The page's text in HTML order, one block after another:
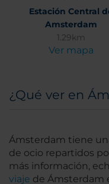
Estación Central
Amsterdam
1.29km
Ver mapa
¿Qué ver en
Ámsterdam tiene
de ocio repartidos
más información,
viaje de Ámsterdam